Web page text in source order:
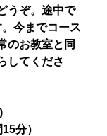
うぞ。途中で
今までコース
のお教室と同
してくださ
分）